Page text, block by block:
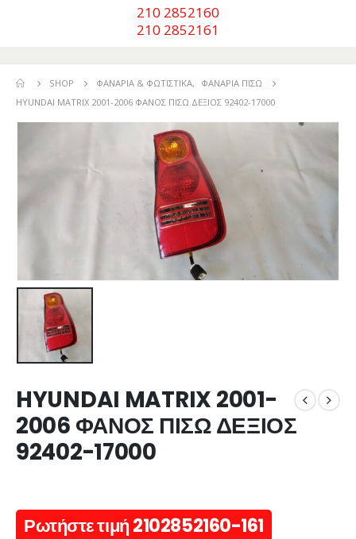
210 2852160
210 2852161
SHOP ΦΑΝΆΡΙΑ & ΦΩΤΙΣΤΙΚΆ,
ΦΑΝΆΡΙΑ ΠΊΣΩ
HYUNDAI MATRIX 2001-2006 ΦΑΝΟΣ ΠΙΣΩ ΔΕΞΙΟΣ 92402-17000
HYUNDAI MATRIX 2001-
2006 ΦΑΝΟΣ ΠΙΣΩ ΔΕΞΙΟΣ
92402-17000
Ρωτήστε τιμή 2102852160-161